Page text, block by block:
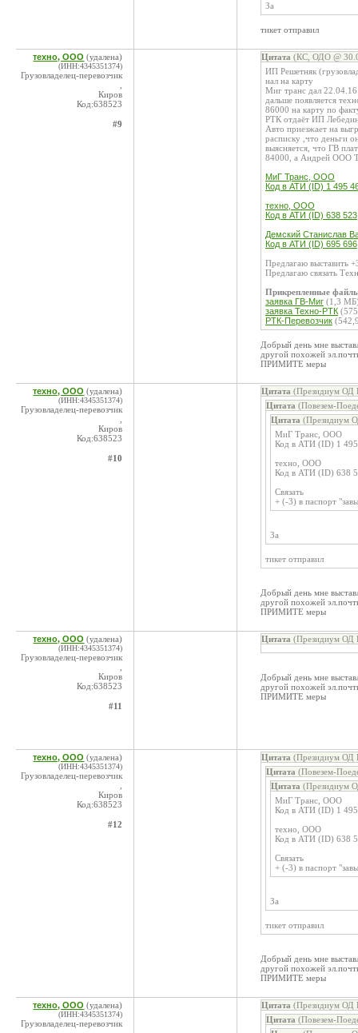
За
тикет отправил
техно, ООО (удалена)
(ИНН:4345351374)
Грузовладелец-перевозчик
Киров
Код:638523
#9
Цитата (КС, ОДО @
ИП Решетняк
нал на карту
Миг транс дал
дальше появляется
86000 на карту по
РТК отдаёт ИП
Авто приезжает на
расписку ,что деньги
выясняется, что ГВ
84000, а Андрей ООО
МиГ Транс, ООО
Код в АТИ (ID) 1 495
техно, ООО
Код в АТИ (ID) 638 523
Демский Станислав
Код в АТИ (ID) 695
Предлагаю выставить
Предлагаю связать
Прикрепленные
заявка ГВ-Миг (1,3
заявка Техно-РТК
РТК-Перевозчик
Добрый день мне
другой похожей
ПРИМИТЕ меры
техно, ООО (удалена)
(ИНН:4345351374)
Грузовладелец-перевозчик
Киров
Код:638523
#10
Цитата (Президиум ОД
Цитата (Повезем-
Цитата (Президиум
МиГ Транс, ООО
Код в АТИ (ID) 1
техно, ООО
Код в АТИ (ID) 638
Связать
+ (-3) в паспорт
За
тикет отправил
Добрый день мне
другой похожей
ПРИМИТЕ меры
техно, ООО (удалена)
(ИНН:4345351374)
Грузовладелец-перевозчик
Киров
Код:638523
#11
Цитата (Президиум ОД
Добрый день мне
другой похожей
ПРИМИТЕ меры
техно, ООО (удалена)
(ИНН:4345351374)
Грузовладелец-перевозчик
Киров
Код:638523
#12
Цитата (Президиум ОД
Цитата (Повезем-
Цитата (Президиум
МиГ Транс, ООО
Код в АТИ (ID) 1
техно, ООО
Код в АТИ (ID) 638
Связать
+ (-3) в паспорт
За
тикет отправил
Добрый день мне
другой похожей
ПРИМИТЕ меры
техно, ООО (удалена)
(ИНН:4345351374)
Грузовладелец-перевозчик
Цитата (Президиум ОД
Цитата (Повезем-